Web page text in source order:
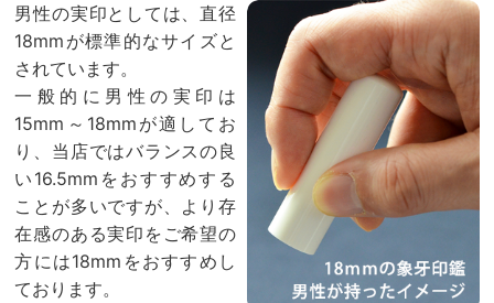
男性の実印としては、直径
18mmが標準的なサイズと
されています。
一般的に男性の実印は
15mm～18mmが適してお
り、当店ではバランスの良
い16.5mmをおすすめする
ことが多いですが、より存
在感のある実印をご希望の
方には18mmをおすすめし
ております。